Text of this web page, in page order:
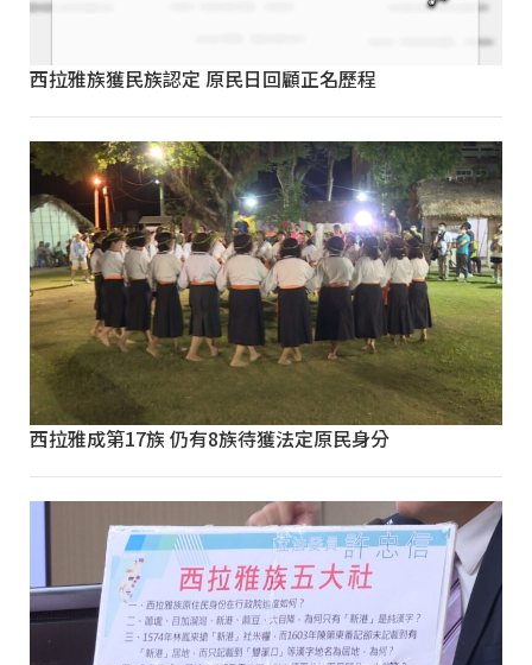
西拉雅族獲民族認定 原民日回顧正名歷程
西拉雅成第17族 仍有8族待獲法定原民身分